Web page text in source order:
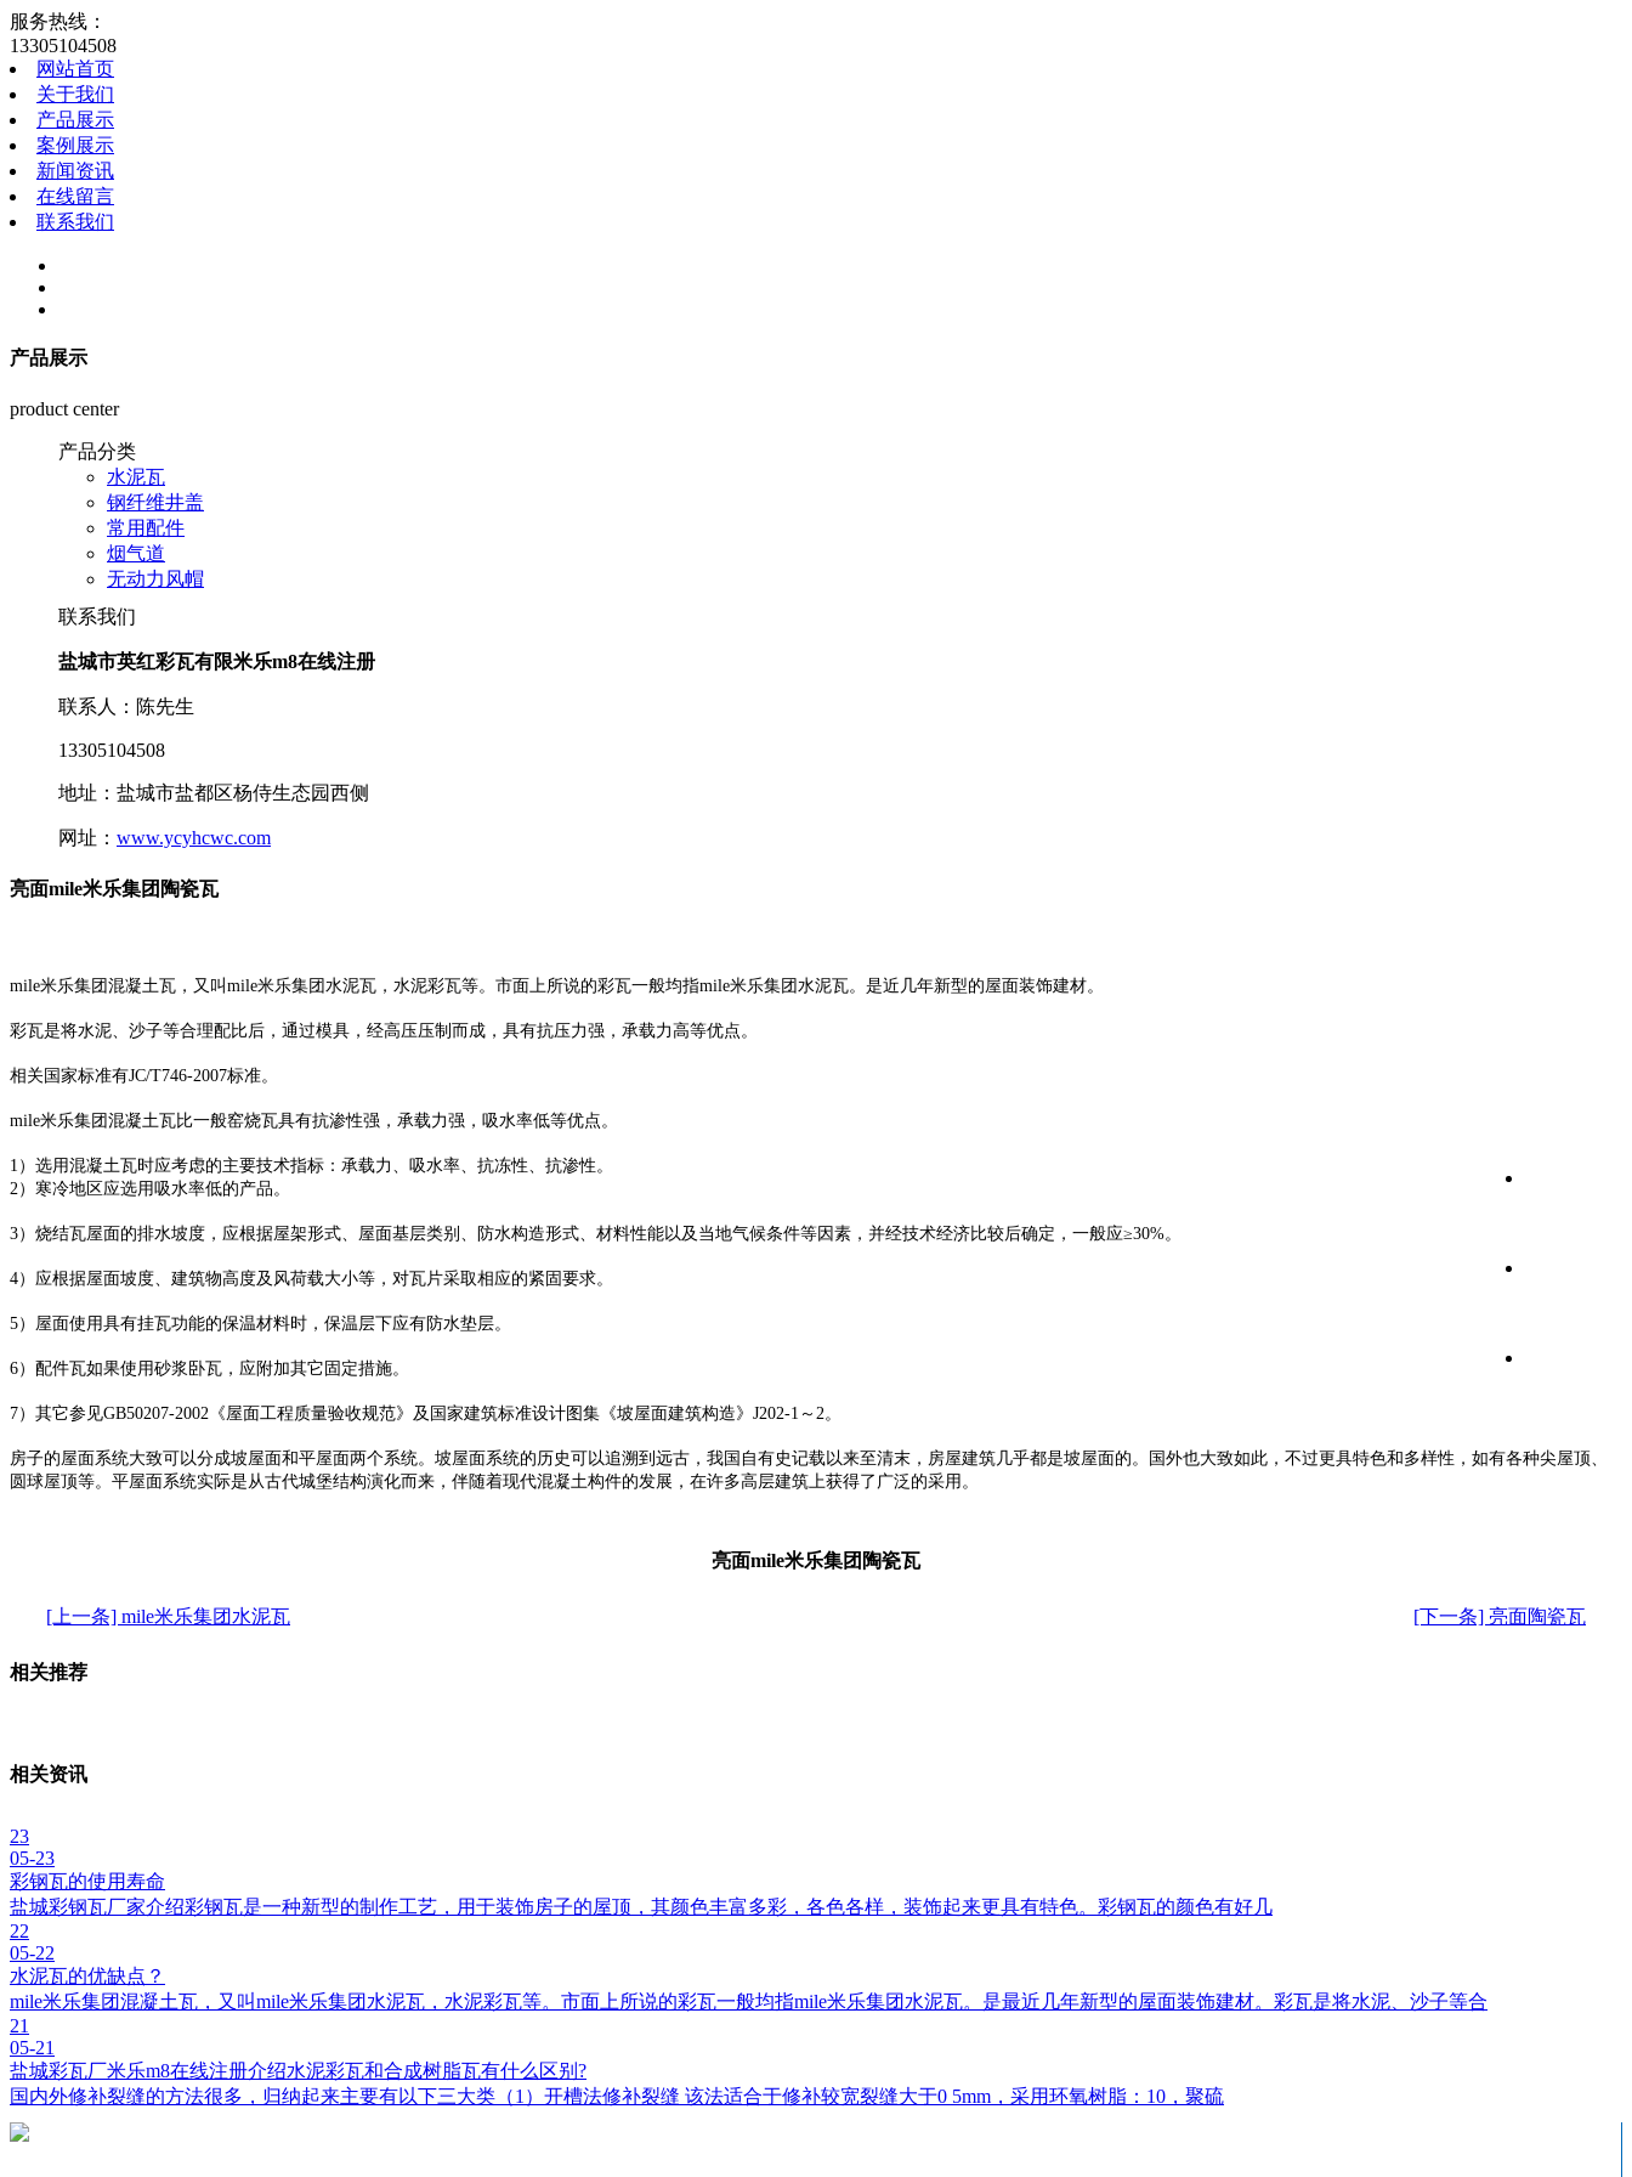
服务热线：
13305104508
网站首页
关于我们
产品展示
案例展示
新闻资讯
在线留言
联系我们
产品展示
product center
产品分类
水泥瓦
钢纤维井盖
常用配件
烟气道
无动力风帽
联系我们
盐城市英红彩瓦有限米乐m8在线注册
联系人：陈先生
13305104508
地址：盐城市盐都区杨侍生态园西侧
网址： www.ycyhcwc.com
亮面mile米乐集团陶瓷瓦
mile米乐集团混凝土瓦，又叫mile米乐集团水泥瓦，水泥彩瓦等。市面上所说的彩瓦一般均指mile米乐集团水泥瓦。是近几年新型的屋面装饰建材。
彩瓦是将水泥、沙子等合理配比后，通过模具，经高压压制而成，具有抗压力强，承载力高等优点。
相关国家标准有JC/T746-2007标准。
mile米乐集团混凝土瓦比一般窑烧瓦具有抗渗性强，承载力强，吸水率低等优点。
1）选用混凝土瓦时应考虑的主要技术指标：承载力、吸水率、抗冻性、抗渗性。
2）寒冷地区应选用吸水率低的产品。
3）烧结瓦屋面的排水坡度，应根据屋架形式、屋面基层类别、防水构造形式、材料性能以及当地气候条件等因素，并经技术经济比较后确定，一般应≥30%。
4）应根据屋面坡度、建筑物高度及风荷载大小等，对瓦片采取相应的紧固要求。
5）屋面使用具有挂瓦功能的保温材料时，保温层下应有防水垫层。
6）配件瓦如果使用砂浆卧瓦，应附加其它固定措施。
7）其它参见GB50207-2002《屋面工程质量验收规范》及国家建筑标准设计图集《坡屋面建筑构造》J202-1～2。
房子的屋面系统大致可以分成坡屋面和平屋面两个系统。坡屋面系统的历史可以追溯到远古，我国自有史记载以来至清末，房屋建筑几乎都是坡屋面的。国外也大致如此，不过更具特色和多样性，如有各种尖屋顶、
圆球屋顶等。平屋面系统实际是从古代城堡结构演化而来，伴随着现代混凝土构件的发展，在许多高层建筑上获得了广泛的采用。
亮面mile米乐集团陶瓷瓦
[上一条] mile米乐集团水泥瓦 [下一条] 亮面陶瓷瓦
相关推荐
相关资讯
23
05-23
彩钢瓦的使用寿命
盐城彩钢瓦厂家介绍彩钢瓦是一种新型的制作工艺，用于装饰房子的屋顶，其颜色丰富多彩，各色各样，装饰起来更具有特色。彩钢瓦的颜色有好几
22
05-22
水泥瓦的优缺点？
mile米乐集团混凝土瓦，又叫mile米乐集团水泥瓦，水泥彩瓦等。市面上所说的彩瓦一般均指mile米乐集团水泥瓦。是最近几年新型的屋面装饰建材。彩瓦是将水泥、沙子等合
21
05-21
盐城彩瓦厂米乐m8在线注册介绍水泥彩瓦和合成树脂瓦有什么区别?
国内外修补裂缝的方法很多，归纳起来主要有以下三大类（1）开槽法修补裂缝 该法适合于修补较宽裂缝大于0 5mm，采用环氧树脂：10，聚硫